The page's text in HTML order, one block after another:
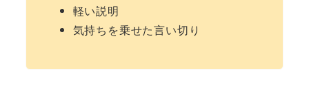
軽い説明
気持ちを乗せた言い切り